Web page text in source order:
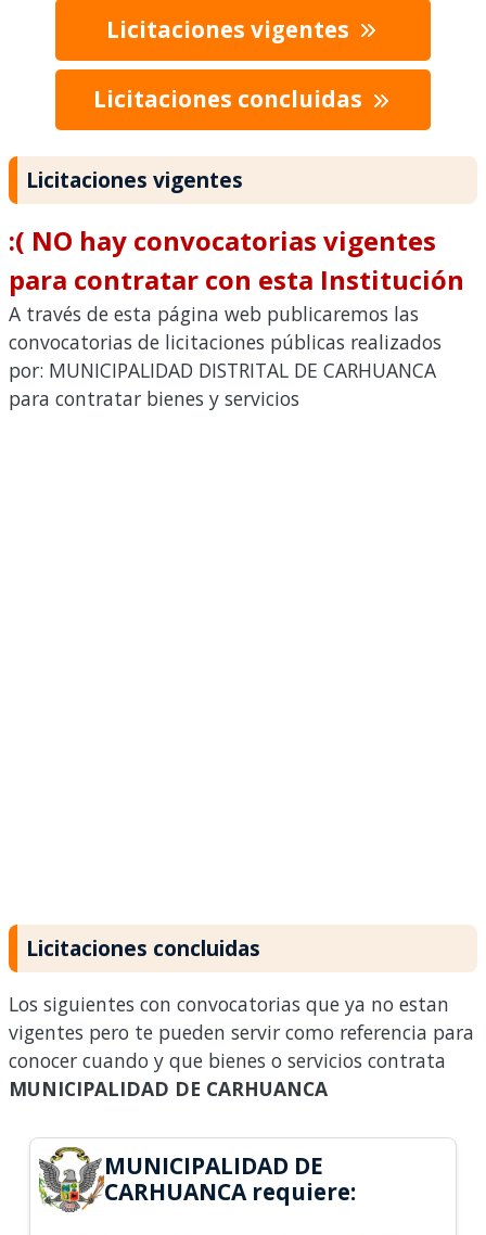
Licitaciones vigentes
Licitaciones concluidas
Licitaciones vigentes
:( NO hay convocatorias vigentes
para contratar con esta Institución
A través de esta página web publicaremos las
convocatorias de licitaciones públicas realizados
por: MUNICIPALIDAD DISTRITAL DE CARHUANCA
para contratar bienes y servicios
Licitaciones concluidas
Los siguientes con convocatorias que ya no estan
vigentes pero te pueden servir como referencia para
conocer cuando y que bienes o servicios contrata
MUNICIPALIDAD DE CARHUANCA
MUNICIPALIDAD DE
CARHUANCA requiere: